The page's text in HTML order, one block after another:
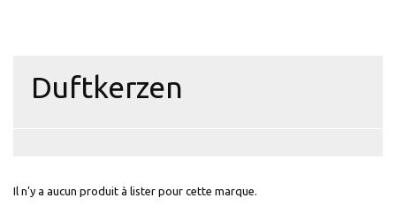
Duftkerzen
Il n'y a aucun produit à lister pour cette marque.